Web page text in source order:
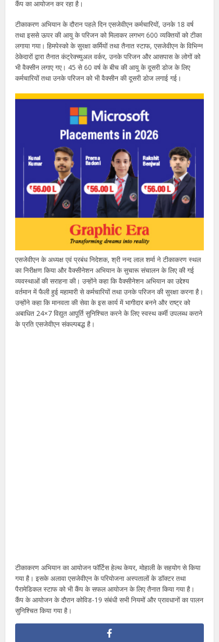
कैंप का आयोजन कर रहा है।
टीकाकरण अभियान के दौरान पहले दिन एसजेवीएन कर्मचारियों, उनके 18 वर्ष
तथा इससे ऊपर की आयु के परिजन को मिलाकर लगभग 600 व्यक्तियों को टीका
लगाया गया। हिमपेस्को के सुरक्षा कर्मियों तथा तैनात स्टाफ, एसजेवीएन के विभिन्न
ठेकेदारों द्वारा तैनात कंट्रेक्च्युअल वर्कर, उनके परिजन और आसपास के लोगों को
भी वैक्सीन लगाए गए। 45 से 60 वर्ष के बीच की आयु के दूसरी डोज के लिए
कर्मचारियों तथा उनके परिजन को भी वैक्सीन की दूसरी डोज लगाई गई।
एसजेवीएन के अध्यक्ष एवं प्रबंध निदेशक, श्री नन्द लाल शर्मा ने टीकाकरण स्थल
का निरीक्षण किया और वैक्सीनेशन अभियान के सुचारू संचालन के लिए की गई
व्यवस्थाओं की सराहना की। उन्होंने कहा कि वैक्सीनेशन अभियान का उद्देश्य
वर्तमान में फैली हुई महामारी से कर्मचारियों तथा उनके परिजन की सुरक्षा करना है।
उन्होंने कहा कि मानवता की सेवा के इस कार्य में भागीदार बनने और राष्ट्र को
अबाधित 24×7 विद्युत आपूर्ति सुनिश्चित करने के लिए स्वस्थ कर्मी उपलब्ध कराने
के प्रति एसजेवीएन संकल्पबद्ध है।
टीकाकरण अभियान का आयोजन फॉर्टिस हेल्थ केयर, मोहाली के सहयोग से किया
गया है। इसके अलावा एसजेवीएन के परियोजना अस्पतालों के डॉक्टर तथा
पैरामेडिकल स्टाफ को भी कैंप के सफल आयोजन के लिए तैनात किया गया है।
कैंप के आयोजन के दौरान कोविड-19 संबंधी सभी नियमों और प्रावधानों का पालन
सुनिश्चित किया गया है।